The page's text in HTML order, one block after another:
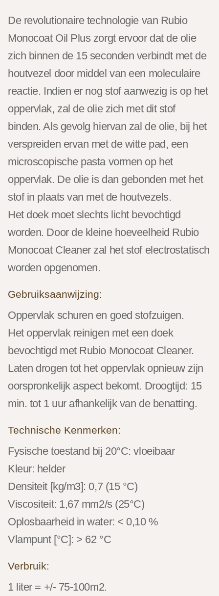
De revolutionaire technologie van Rubio
Monocoat Oil Plus zorgt ervoor dat de olie
zich binnen de 15 seconden verbindt met de
houtvezel door middel van een moleculaire
reactie. Indien er nog stof aanwezig is op het
oppervlak, zal de olie zich met dit stof
binden. Als gevolg hiervan zal de olie, bij het
verspreiden ervan met de witte pad, een
microscopische pasta vormen op het
oppervlak. De olie is dan gebonden met het
stof in plaats van met de houtvezels.
Het doek moet slechts licht bevochtigd
worden. Door de kleine hoeveelheid Rubio
Monocoat Cleaner zal het stof electrostatisch
worden opgenomen.
Gebruiksaanwijzing:
Oppervlak schuren en goed stofzuigen.
Het oppervlak reinigen met een doek
bevochtigd met Rubio Monocoat Cleaner.
Laten drogen tot het oppervlak opnieuw zijn
oorspronkelijk aspect bekomt. Droogtijd: 15
min. tot 1 uur afhankelijk van de benatting.
Technische Kenmerken:
Fysische toestand bij 20°C: vloeibaar
Kleur: helder
Densiteit [kg/m3]: 0,7 (15 °C)
Viscositeit: 1,67 mm2/s (25°C)
Oplosbaarheid in water: < 0,10 %
Vlampunt [°C]: > 62 °C
Verbruik:
1 liter = +/- 75-100m2.